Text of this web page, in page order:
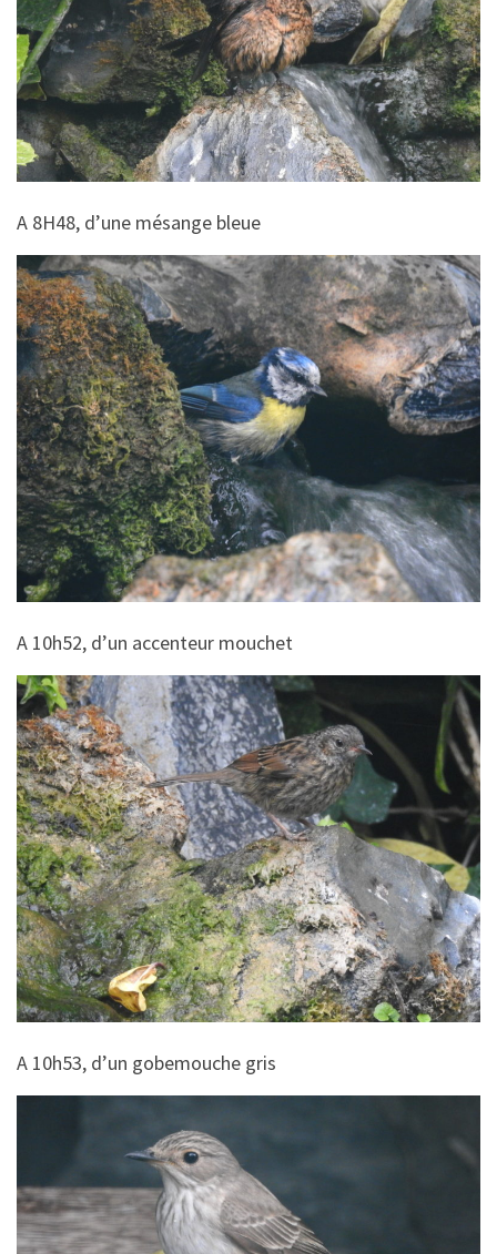
A 8H48, d’une mésange bleue
A 10h52, d’un accenteur mouchet
A 10h53, d’un gobemouche gris